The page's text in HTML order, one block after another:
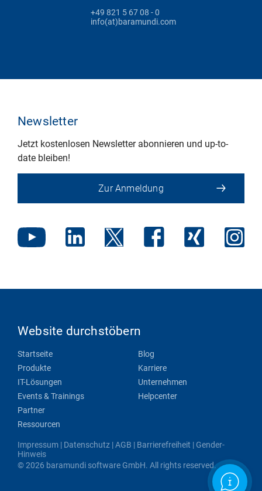
+49 821 5 67 08 - 0
info(at)baramundi.com
Newsletter
Jetzt kostenlosen Newsletter abonnieren und up-to-
date bleiben!
Zur Anmeldung
Website durchstöbern
Startseite
Produkte
IT-Lösungen
Events & Trainings
Partner
Ressourcen
Blog
Karriere
Unternehmen
Helpcenter
Impressum | Datenschutz |AGB | Barrierefreiheit | Gender-
Hinweis
© 2026 baramundi software GmbH. All rights reserved.